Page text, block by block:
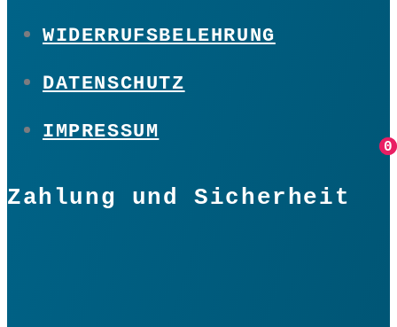
0
0
WIDERRUFSBELEHRUNG
DATENSCHUTZ
IMPRESSUM
Zahlung und Sicherheit